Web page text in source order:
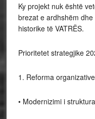
Ky projekt nuk është
brezat e ardhshëm
historike të VATRËS.
Prioritetet strategjike
1. Reforma organizative
• Modernizimi i